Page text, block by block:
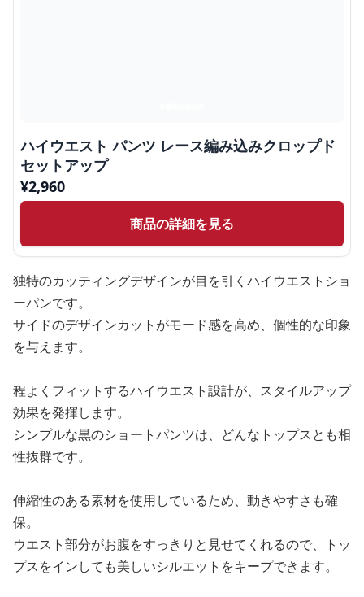
ハイウエスト パンツ レース編み込みクロップド
セットアップ
¥2,960
商品の詳細を見る
独特のカッティングデザインが目を引くハイウエストショ
ーパンです。
サイドのデザインカットがモード感を高め、個性的な印象
を与えます。
程よくフィットするハイウエスト設計が、スタイルアップ
効果を発揮します。
シンプルな黒のショートパンツは、どんなトップスとも相
性抜群です。
伸縮性のある素材を使用しているため、動きやすさも確
保。
ウエスト部分がお腹をすっきりと見せてくれるので、トッ
プスをインしても美しいシルエットをキープできます。